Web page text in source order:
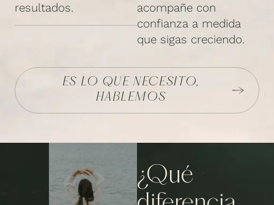
resultados.
acompañe con
confianza a medida
que sigas creciendo.
ES LO QUE NECESITO,
HABLEMOS
¿Qué